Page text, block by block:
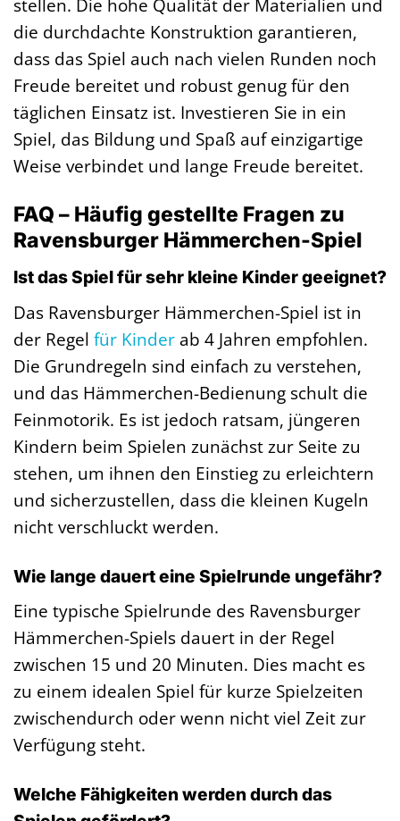
die durchdachte Konstruktion garantieren,
dass das Spiel auch nach vielen Runden noch
Freude bereitet und robust genug für den
täglichen Einsatz ist. Investieren Sie in ein
Spiel, das Bildung und Spaß auf einzigartige
Weise verbindet und lange Freude bereitet.
FAQ – Häufig gestellte Fragen zu
Ravensburger Hämmerchen-Spiel
Ist das Spiel für sehr kleine Kinder geeignet?
Das Ravensburger Hämmerchen-Spiel ist in
der Regel für Kinder ab 4 Jahren empfohlen.
Die Grundregeln sind einfach zu verstehen,
und das Hämmerchen-Bedienung schult die
Feinmotorik. Es ist jedoch ratsam, jüngeren
Kindern beim Spielen zunächst zur Seite zu
stehen, um ihnen den Einstieg zu erleichtern
und sicherzustellen, dass die kleinen Kugeln
nicht verschluckt werden.
Wie lange dauert eine Spielrunde ungefähr?
Eine typische Spielrunde des Ravensburger
Hämmerchen-Spiels dauert in der Regel
zwischen 15 und 20 Minuten. Dies macht es
zu einem idealen Spiel für kurze Spielzeiten
zwischendurch oder wenn nicht viel Zeit zur
Verfügung steht.
Welche Fähigkeiten werden durch das